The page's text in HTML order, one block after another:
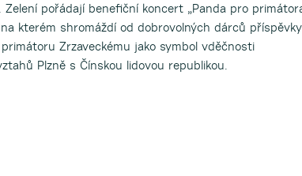
pořádají benefiční koncert „Panda pro
kterém shromáždí od dobrovolných dárců příspěvky
Zrzaveckému jako symbol vděčnosti
Plzně s Čínskou lidovou republikou.